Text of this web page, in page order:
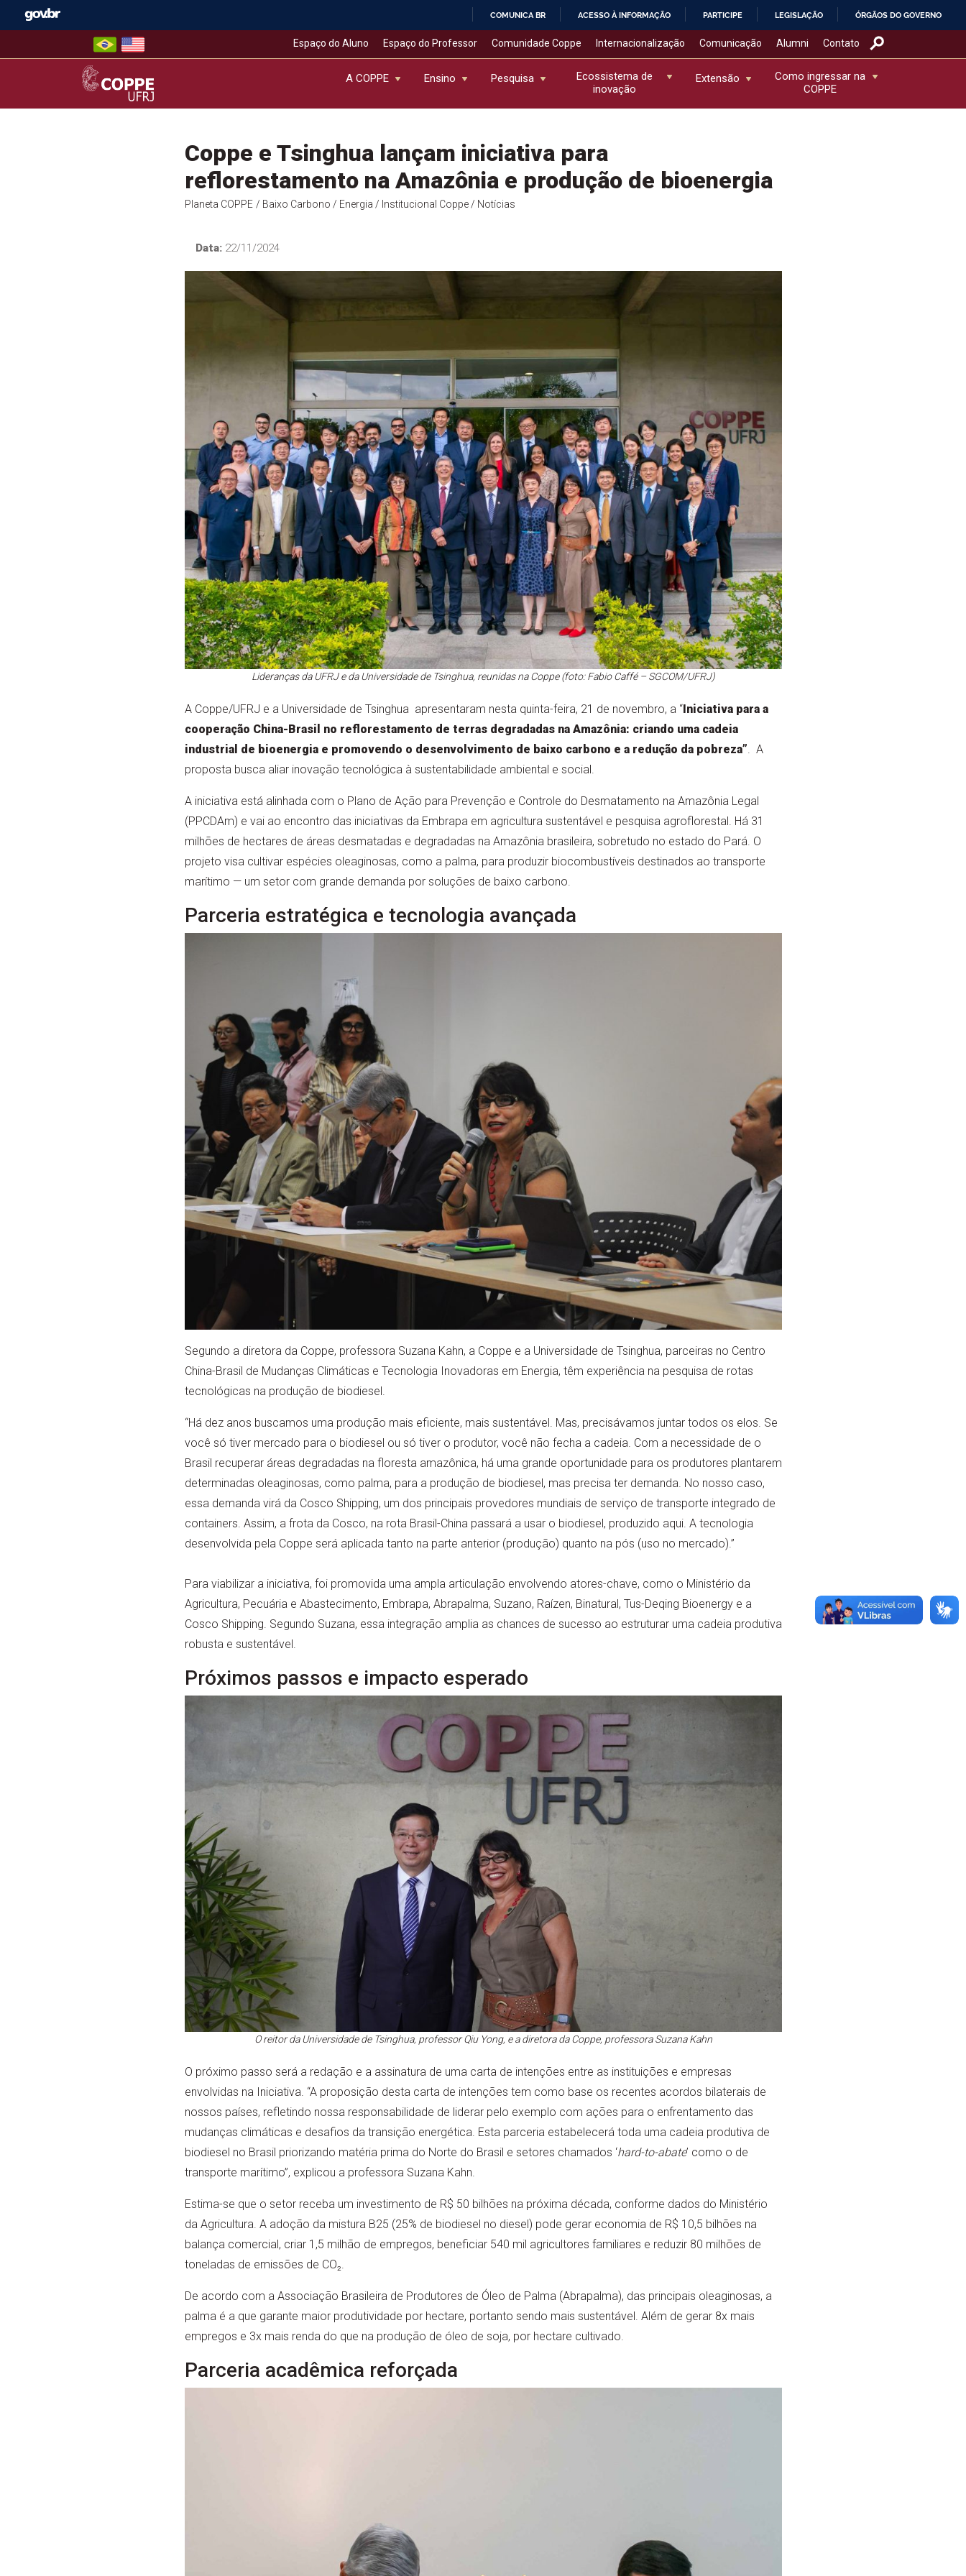
COMUNICA BR ACESSO À INFORMAÇÃO PARTICIPE LEGISLAÇÃO ÓRGÃOS DO GOVERNO
Espaço do Aluno Espaço do Professor Comunidade Coppe Internacionalização Comunicação Alumni Contato
COPPE – UFRJ
A COPPE Ensino Pesquisa
Ecossistema de
inovação
Extensão
Como ingressar na
COPPE
Coppe e Tsinghua lançam iniciativa para
reflorestamento na Amazônia e produção de bioenergia
Planeta COPPE / Baixo Carbono / Energia / Institucional Coppe/ Notícias
Data:22/11/2024
Lideranças da UFRJ e da Universidade de Tsinghua, reunidas na Coppe (foto: Fabio Caffé – SGCOM/UFRJ)
A Coppe/UFRJ e a Universidade de Tsinghua apresentaram nesta quinta-feira, 21 de novembro, a “Iniciativa para a
cooperação China-Brasil no reflorestamento de terras degradadas na Amazônia: criando uma cadeia
industrial de bioenergia e promovendo o desenvolvimento de baixo carbono e a redução da pobreza”. A
proposta busca aliar inovação tecnológica à sustentabilidade ambiental e social.
A iniciativa está alinhada com o Plano de Ação para Prevenção e Controle do Desmatamento na Amazônia Legal
(PPCDAm) e vai ao encontro das iniciativas da Embrapa em agricultura sustentável e pesquisa agroflorestal. Há 31
milhões de hectares de áreas desmatadas e degradadas na Amazônia brasileira, sobretudo no estado do Pará. O
projeto visa cultivar espécies oleaginosas, como a palma, para produzir biocombustíveis destinados ao transporte
marítimo — um setor com grande demanda por soluções de baixo carbono.
Parceria estratégica e tecnologia avançada
Segundo a diretora da Coppe, professora Suzana Kahn, a Coppe e a Universidade de Tsinghua, parceiras no Centro
China-Brasil de Mudanças Climáticas e Tecnologia Inovadoras em Energia, têm experiência na pesquisa de rotas
tecnológicas na produção de biodiesel.
“Há dez anos buscamos uma produção mais eficiente, mais sustentável. Mas, precisávamos juntar todos os elos. Se
você só tiver mercado para o biodiesel ou só tiver o produtor, você não fecha a cadeia. Com a necessidade de o
Brasil recuperar áreas degradadas na floresta amazônica, há uma grande oportunidade para os produtores plantarem
determinadas oleaginosas, como palma, para a produção de biodiesel, mas precisa ter demanda. No nosso caso,
essa demanda virá da Cosco Shipping, um dos principais provedores mundiais de serviço de transporte integrado de
containers. Assim, a frota da Cosco, na rota Brasil-China passará a usar o biodiesel, produzido aqui. A tecnologia
desenvolvida pela Coppe será aplicada tanto na parte anterior (produção) quanto na pós (uso no mercado).”
Para viabilizar a iniciativa, foi promovida uma ampla articulação envolvendo atores-chave, como o Ministério da
Agricultura, Pecuária e Abastecimento, Embrapa, Abrapalma, Suzano, Raízen, Binatural, Tus-Deqing Bioenergy e a
Cosco Shipping. Segundo Suzana, essa integração amplia as chances de sucesso ao estruturar uma cadeia produtiva
robusta e sustentável.
Próximos passos e impacto esperado
O reitor da Universidade de Tsinghua, professor Qiu Yong, e a diretora da Coppe, professora Suzana Kahn
O próximo passo será a redação e a assinatura de uma carta de intenções entre as instituições e empresas
envolvidas na Iniciativa. “A proposição desta carta de intenções tem como base os recentes acordos bilaterais de
nossos países, refletindo nossa responsabilidade de liderar pelo exemplo com ações para o enfrentamento das
mudanças climáticas e desafios da transição energética. Esta parceria estabelecerá toda uma cadeia produtiva de
biodiesel no Brasil priorizando matéria prima do Norte do Brasil e setores chamados ‘hard-to-abate’ como o de
transporte marítimo”, explicou a professora Suzana Kahn.
Estima-se que o setor receba um investimento de R$ 50 bilhões na próxima década, conforme dados do Ministério
da Agricultura. A adoção da mistura B25 (25% de biodiesel no diesel) pode gerar economia de R$ 10,5 bilhões na
balança comercial, criar 1,5 milhão de empregos, beneficiar 540 mil agricultores familiares e reduzir 80 milhões de
toneladas de emissões de CO₂.
De acordo com a Associação Brasileira de Produtores de Óleo de Palma (Abrapalma), das principais oleaginosas, a
palma é a que garante maior produtividade por hectare, portanto sendo mais sustentável. Além de gerar 8x mais
empregos e 3x mais renda do que na produção de óleo de soja, por hectare cultivado.
Parceria acadêmica reforçada